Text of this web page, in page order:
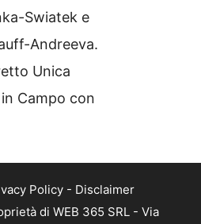
Swiatek e
Andreeva.
Unica
Campo con
Policy- Disclaimer
di WEB 365 SRL - Via